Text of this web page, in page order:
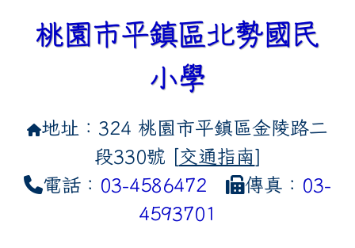
桃園市平鎮區北勢國民
小學
地址：324 桃園市平鎮區金陵路二
段330號 [交通指南]
電話： 03-4586472 傳真： 03-
4593701